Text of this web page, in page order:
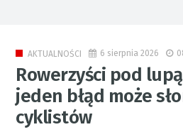
AKTUALNOŚCI 6 sierpnia 2026
Rowerzyści pod
jeden błąd może
cyklistów